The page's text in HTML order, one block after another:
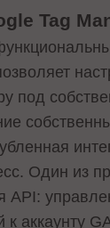
Tag
под
Один из
API:
к аккаунту